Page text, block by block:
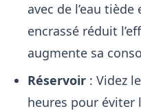
avec de l’eau
encrassé réduit
augmente sa
Réservoir : Videz
heures pour éviter